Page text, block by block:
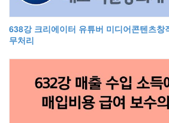
638강 크리에이터 유튜버 미디어콘텐츠창
무처리